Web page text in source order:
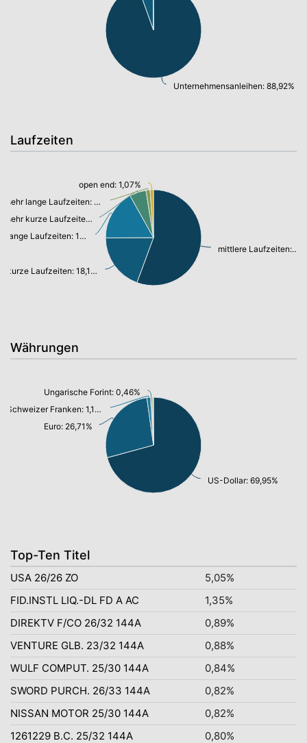
Unternehmensanleihen: 88,92%
Laufzeiten
mittlere Laufzeiten: 52,30%
kurze Laufzeiten: 18,15%
lange Laufzeiten: 15,95%
sehr kurze Laufzeiten: 5,28%
sehr lange Laufzeiten: 1,29%
open end: 1,07%
Währungen
US-Dollar: 69,95%
Euro: 26,71%
Schweizer Franken: 1,18%
Ungarische Forint: 0,46%
Top-Ten Titel
USA 26/26 ZO
5,05%
FID.INSTL LIQ.-DL FD A AC
1,35%
DIREKTV F/CO 26/32 144A
0,89%
VENTURE GLB. 23/32 144A
0,88%
WULF COMPUT. 25/30 144A
0,84%
SWORD PURCH. 26/33 144A
0,82%
NISSAN MOTOR 25/30 144A
0,82%
1261229 B.C. 25/32 144A
0,80%